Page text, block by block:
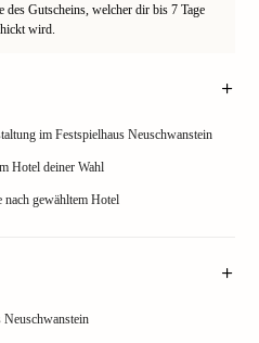
des Gutscheins, welcher dir bis 7 Tage
wird.
im Festspielhaus Neuschwanstein
Hotel deiner Wahl
nach gewähltem Hotel